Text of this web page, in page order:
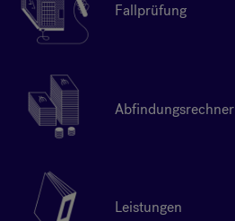
Fallprüfung
Abfindungsrechner
Leistungen